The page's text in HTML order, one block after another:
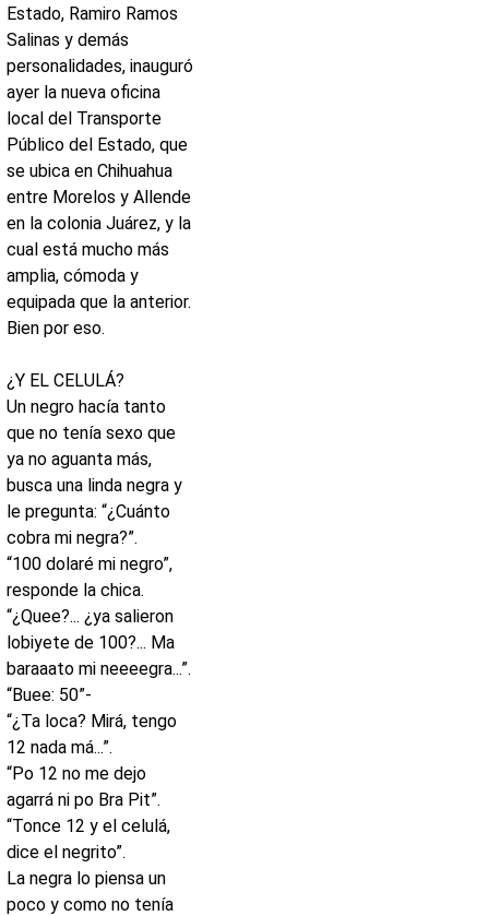
Estado, Ramiro Ramos
Salinas y demás
personalidades, inauguró
ayer la nueva oficina
local del Transporte
Público del Estado, que
se ubica en Chihuahua
entre Morelos y Allende
en la colonia Juárez, y la
cual está mucho más
amplia, cómoda y
equipada que la anterior.
Bien por eso.
¿Y EL CELULÁ?
Un negro hacía tanto
que no tenía sexo que
ya no aguanta más,
busca una linda negra y
le pregunta: “¿Cuánto
cobra mi negra?”.
“100 dolaré mi negro”,
responde la chica.
“¿Quee?... ¿ya salieron
lobiyete de 100?... Ma
baraaato mi neeeegra...”.
“Buee: 50”-
“¿Ta loca? Mirá, tengo
12 nada má...”.
“Po 12 no me dejo
agarrá ni po Bra Pit”.
“Tonce 12 y el celulá,
dice el negrito”.
La negra lo piensa un
poco y como no tenía